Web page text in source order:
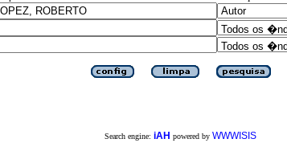
Search engine: iAH powered by WWWISIS